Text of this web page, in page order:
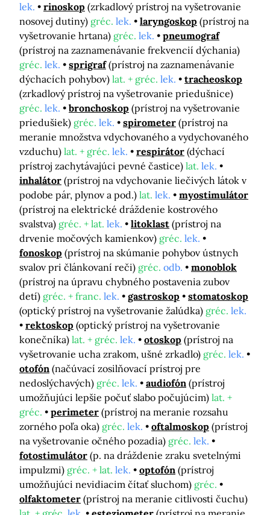
lek.
rinoskop (zrkadlový prístroj na vyšetrovanie
nosovej dutiny) gréc. lek. laryngoskop (prístroj na
vyšetrovanie hrtana) gréc. lek.
pneumograf
(prístroj na zaznamenávanie frekvencií dýchania)
gréc. lek. sprigraf (prístroj na zaznamenávanie
dýchacích pohybov) lat. + gréc. lek.
tracheoskop
(zrkadlový prístroj na vyšetrovanie priedušnice)
gréc. lek. bronchoskop (prístroj na vyšetrovanie
priedušiek) gréc. lek. spirometer (prístroj na
meranie množstva vdychovaného a vydychovaného
vzduchu) lat. + gréc. lek. respirátor (dýchací
prístroj zachytávajúci pevné častice) lat. lek.
inhalátor (prístroj na vdychovanie liečivých látok v
podobe pár, plynov a pod.) lat. lek.
myostimulátor
(prístroj na elektrické dráždenie kostrového
svalstva) gréc. + lat. lek. litoklast (prístroj na
drvenie močových kamienkov) gréc. lek.
fonoskop (prístroj na skúmanie pohybov ústnych
svalov pri článkovaní reči) gréc. odb.
monoblok
(prístroj na úpravu chybného postavenia zubov
detí) gréc. + franc. lek. gastroskop
stomatoskop
(optický prístroj na vyšetrovanie žalúdka) gréc. lek.
rektoskop (optický prístroj na vyšetrovanie
konečníka) lat. + gréc. lek. otoskop (prístroj na
vyšetrovanie ucha zrakom, ušné zrkadlo) gréc. lek.
otofón (načúvací zosilňovací prístroj pre
nedoslýchavých) gréc. lek. audiofón (prístroj
umožňujúci lepšie počuť slabo počujúcim) lat. +
gréc.
perimeter (prístroj na meranie rozsahu
zorného poľa oka) gréc. lek. oftalmoskop (prístroj
na vyšetrovanie očného pozadia) gréc. lek.
fotostimulátor (p. na dráždenie zraku svetelnými
impulzmi) gréc. + lat. lek. optofón (prístroj
umožňujúci nevidiacim čítať sluchom) gréc.
olfaktometer (prístroj na meranie citlivosti čuchu)